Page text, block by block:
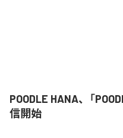
POODLE HANA、「
信開始